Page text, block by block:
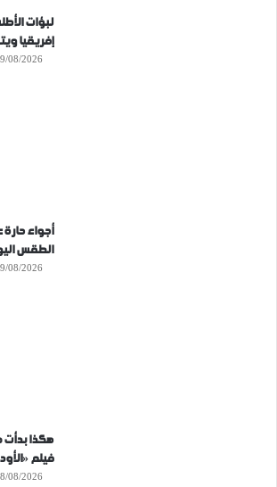
لبؤات
إفريقيا
08/2026
أجواء
الطقس
08/2026
هكذا بدأت
فيلم
08/2026